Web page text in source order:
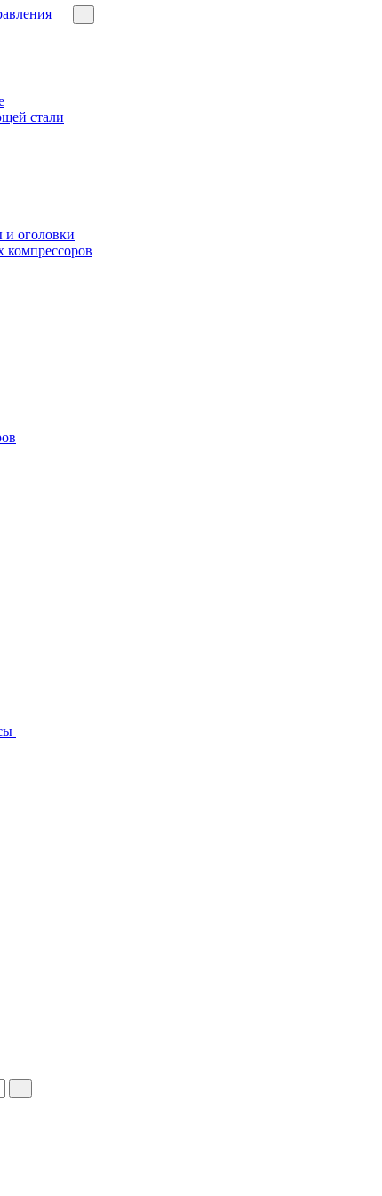
стали
и оголовки